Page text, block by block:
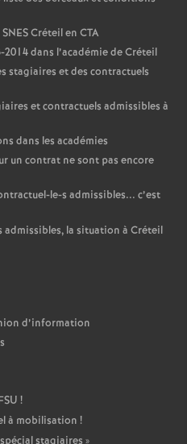
SNESCréteil en CTA
dans l’académie de Créteil
stagiaires et des contractuels
et contractuels admissibles à
dans les académies
un contrat ne sont pas encore
le-s admissibles... c’est
la situation à Créteil
d’information
!
à mobilisation !